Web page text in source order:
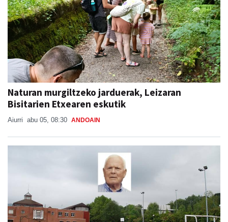
Naturan murgiltzeko jarduerak, Leizaran
Bisitarien Etxearen eskutik
Aiurri abu 05, 08:30 ANDOAIN